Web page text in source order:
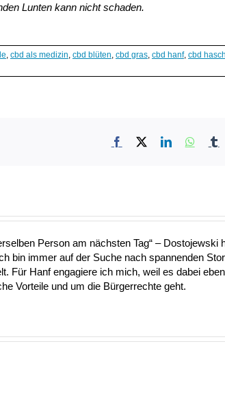
Lunten kann nicht schaden.
, cbd als medizin, cbd blüten, cbd gras, cbd hanf, cbd hasch
Facebook
X LinkedIn
Person am nächsten Tag“ – Dostojewski
bin immer auf der Suche nach spannenden
Für Hanf engagiere ich mich, weil es dabei
Vorteile und um die Bürgerrechte geht.